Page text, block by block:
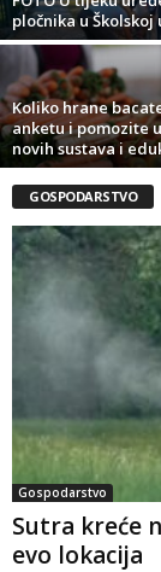
pločnika u Školskoj
Koliko hrane
anketu i pomozite
novih sustava i
GOSPODARSTVO
Gospodarstvo
Sutra kreće
evo lokacija